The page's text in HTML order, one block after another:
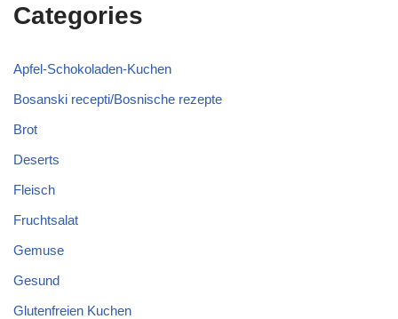
Categories
Apfel-Schokoladen-Kuchen
Bosanski recepti/Bosnische rezepte
Brot
Deserts
Fleisch
Fruchtsalat
Gemuse
Gesund
Glutenfreien Kuchen